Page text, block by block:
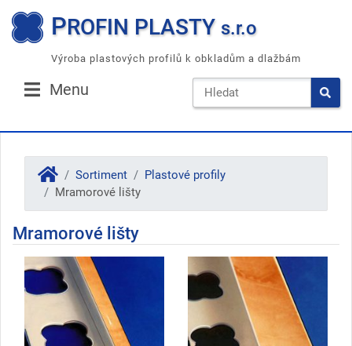
PROFIN PLASTY s.r.o
Výroba plastových profilů k obkladům a dlažbám
Menu
Sortiment Plastové profily
Mramorové lišty
Mramorové lišty